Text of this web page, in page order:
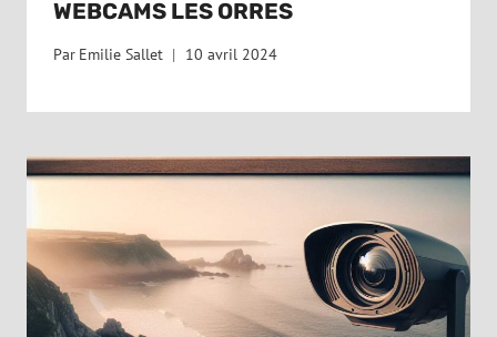
WEBCAMS LES ORRES
Par Emilie Sallet 10 avril 2024